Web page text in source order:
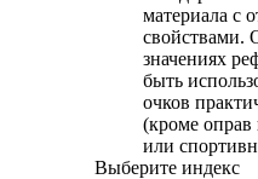
материала с
свойствами.
значениях
быть
очков
(кроме
или
Выберите индекс